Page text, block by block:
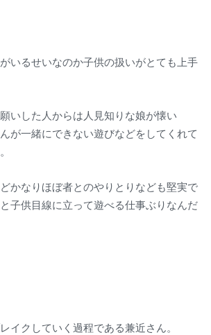
いるせいなのか子供の扱いがとても上手
いした人からは人見知りな娘が懐い
が一緒にできない遊びなどをしてくれて
かなりほぼ者とのやりとりなども堅実で
子供目線に立って遊べる仕事ぶりなんだ
イクしていく過程である兼近さん。